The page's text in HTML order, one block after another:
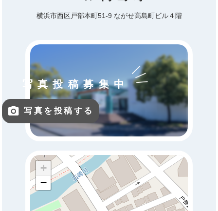
横浜市西区戸部本町51-9 ながせ高島町ビル４階
写真投稿募集中
写真を投稿する
+
−